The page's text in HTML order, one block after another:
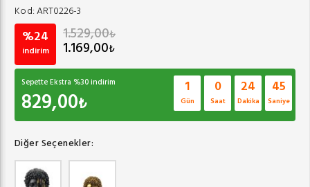
Kod:ART0226-3
%24
indirim
1.529,00₺
1.169,00₺
Sepette Ekstra %30indirim
829,00₺
1
Gün
0
Saat
24
Dakika
45
Saniye
Diğer Seçenekler: